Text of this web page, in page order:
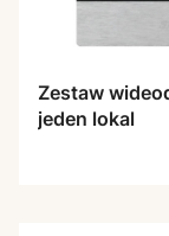
Zestaw
jeden lokal